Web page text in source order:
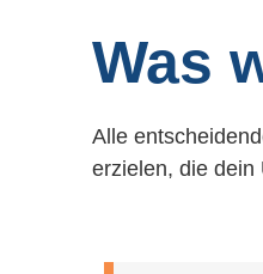
Was
Alle
erzielen, die dein